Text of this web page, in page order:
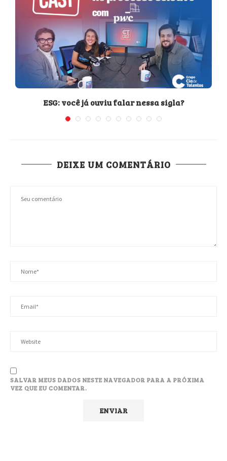
ESG: você já ouviu falar nessa sigla?
DEIXE UM COMENTÁRIO
SALVAR MEUS DADOS NESTE NAVEGADOR PARA A PRÓXIMA
VEZ QUE EU COMENTAR.